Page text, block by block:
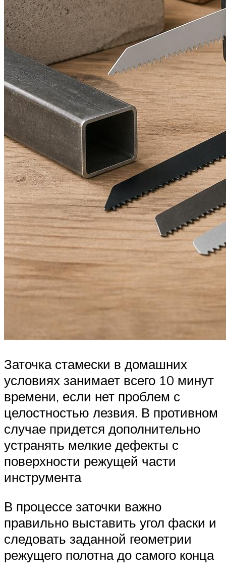
Заточка стамески в домашних
условиях занимает всего 10 минут
времени, если нет проблем с
целостностью лезвия. В противном
случае придется дополнительно
устранять мелкие дефекты с
поверхности режущей части
инструмента
В процессе заточки важно
правильно выставить угол фаски и
следовать заданной геометрии
режущего полотна до самого конца